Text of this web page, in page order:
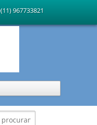
(11) 967733821